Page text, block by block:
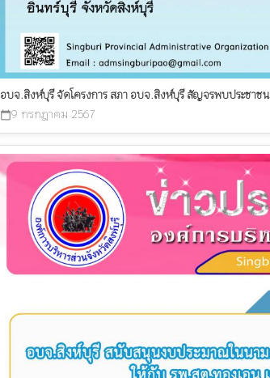
อบจ.สิงห์บุรี จัดโครงการ สภา อบจ.สิงห์บุรี สัญจรพบประชาชน
calendar_today9 กรกฎาคม 2567